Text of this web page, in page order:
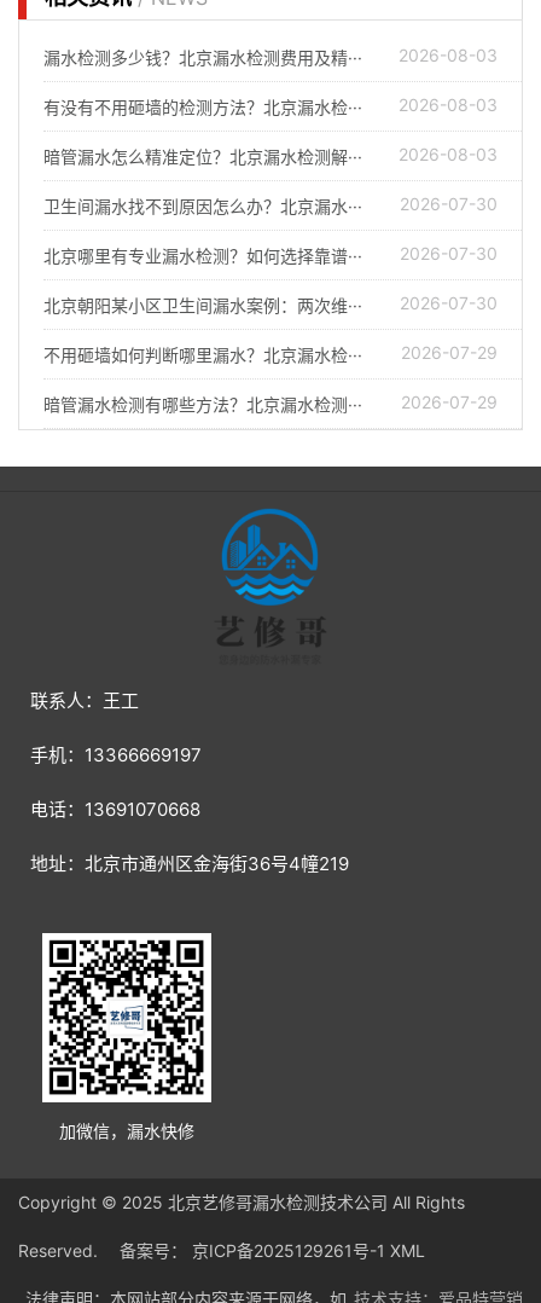
漏水检测多少钱？北京漏水检测费用及精··· 2026-08-03
有没有不用砸墙的检测方法？北京漏水检··· 2026-08-03
暗管漏水怎么精准定位？北京漏水检测解··· 2026-08-03
卫生间漏水找不到原因怎么办？北京漏水··· 2026-07-30
北京哪里有专业漏水检测？如何选择靠谱··· 2026-07-30
北京朝阳某小区卫生间漏水案例：两次维··· 2026-07-30
不用砸墙如何判断哪里漏水？北京漏水检··· 2026-07-29
暗管漏水检测有哪些方法？北京漏水检测··· 2026-07-29
联系人：王工
手机：13366669197
电话：13691070668
地址：北京市通州区金海街36号4幢219
加微信，漏水快修
Copyright © 2025 北京艺修哥漏水检测技术公司 All Rights
Reserved. 备案号： 京ICP备2025129261号-1 XML
技术支持：爱品特营销
法律声明：本网站部分内容来源于网络，如